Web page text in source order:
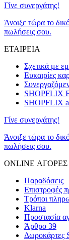
Γίνε συνεργάτης!
Άνοιξε τώρα το
πωλήσεις σου.
ΕΤΑΙΡΕΙΑ
Σχετικά με
Ευκαιρίες
SHOPFLIX
SHOPFLIX
Γίνε συνεργάτης!
Άνοιξε τώρα το
πωλήσεις σου.
ONLINE ΑΓΟΡΕΣ
Παραδόσεις
Επιστροφές
Τρόποι
Klarna
Προστασία
Άρθρο 39
Δωροκάρτες